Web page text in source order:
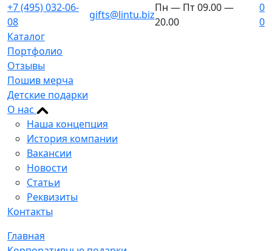
+7 (495) 032-06-
08
gifts@lintu.biz
Пн — Пт 09.00 —
20.00
0
0
Каталог
Портфолио
Отзывы
Пошив мерча
Детские подарки
О нас
Наша концепция
История компании
Вакансии
Новости
Статьи
Реквизиты
Контакты
Главная